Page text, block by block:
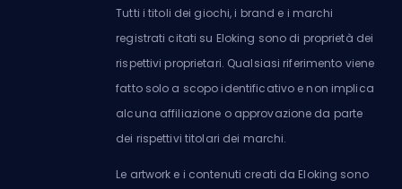
Tutti i titoli dei giochi, i brand e i marchi
registrati citati su Eloking sono di proprietà dei
rispettivi proprietari. Qualsiasi riferimento viene
fatto solo a scopo identificativo e non implica
alcuna affiliazione o approvazione da parte
dei rispettivi titolari dei marchi.
Le artwork e i contenuti creati da Eloking sono